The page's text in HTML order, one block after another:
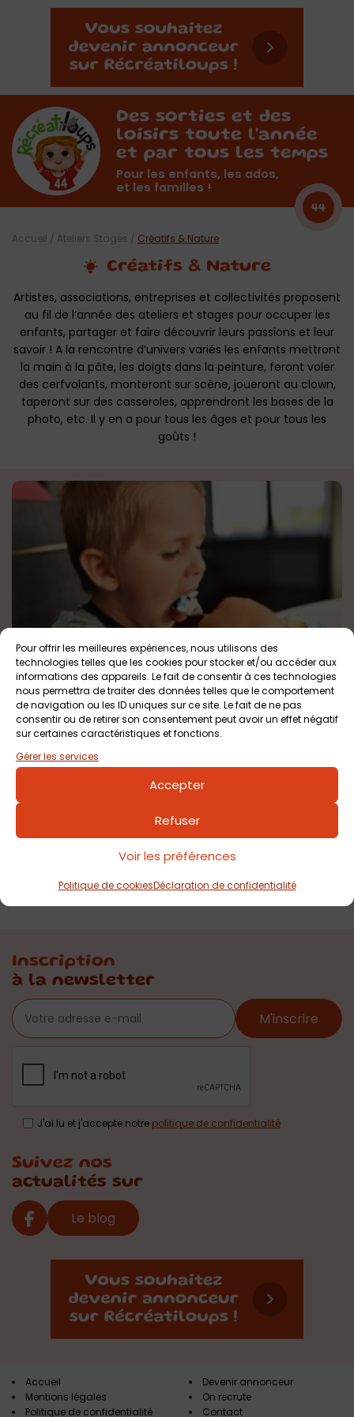
Pour offrir les meilleures expériences, nous utilisons des
technologies telles que les cookies pour stocker et/ou accéder aux
informations des appareils. Le fait de consentir à ces technologies
nous permettra de traiter des données telles que le comportement
de navigation ou les ID uniques sur ce site. Le fait de ne pas
consentir ou de retirer son consentement peut avoir un effet négatif
sur certaines caractéristiques et fonctions.
Gérer les services
Accepter
Refuser
Voir les préférences
Politique de cookiesDéclaration de confidentialité
Des sorties et des
loisirs toute l'année
et par tous les temps
Pour les enfants, les ados,
et les familles !
44
Créatifs & Nature
Artistes, associations, entreprises et collectivités proposent
au fil de l’année des ateliers et stages pour occuper les
enfants, partager et faire découvrir leurs passions et leur
savoir ! A la rencontre d’univers variés les enfants mettront
la main à la pâte, les doigts dans la peinture, feront voler
des cerf­volants, monteront sur scène, joueront au clown,
taperont sur des casseroles, apprendront les bases de la
photo, etc. Il y en a pour tous les âges et pour tous les
goûts !
Accueil / Ateliers Stages / Créatifs & Nature
A l’Abord’Age, café des enfants à Nantes
Nantes Tout public
Inscription
à la newsletter
M'inscrire
J'ai lu et j'accepte notre politique de confidentialité
Suivez nos
actualités sur
Le blog
Accueil
Mentions légales
Politique de confidentialité
Devenir annonceur
On recrute
Contact